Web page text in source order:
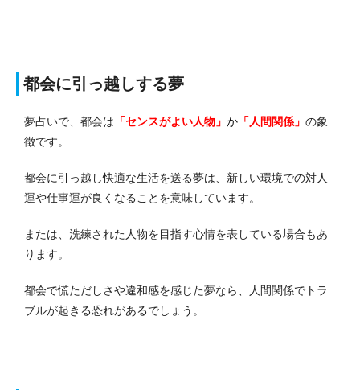
都会に引っ越しする夢
夢占いで、都会は 「センスがよい人物」 か 「人間関係」 の象
徴です。
都会に引っ越し快適な生活を送る夢は、新しい環境での対人
運や仕事運が良くなることを意味しています。
または、洗練された人物を目指す心情を表している場合もあ
ります。
都会で慌ただしさや違和感を感じた夢なら、人間関係でトラ
ブルが起きる恐れがあるでしょう。